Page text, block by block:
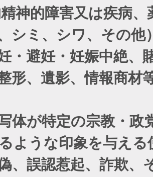
神的障害又は疾病、
シミ、シワ、その他
・避妊・妊娠中絶、
形、遺影、情報商材
が特定の宗教・政
ような印象を与える
誤認惹起、詐欺、